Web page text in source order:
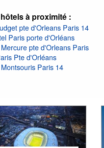
à proximité :
pte d'Orleans Paris 14
Paris porte d'Orléans
pte d'Orleans Paris
Pte d'Orléans
Paris 14